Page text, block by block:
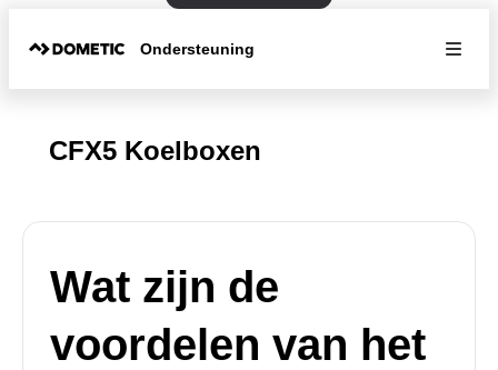
Ondersteuning
CFX5 Koelboxen
Wat zijn de
voordelen van het